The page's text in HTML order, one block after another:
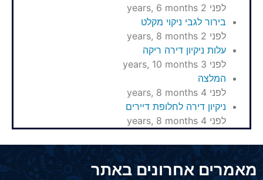
לפני 2 years, 6 months
בירור לגבי ניקוי מקלט
לפני 2 years, 8 months
עלות ניקיון דירה ריקה
לפני 3 years, 10 months
המלצה
לפני 4 years, 8 months
ניקיון דירה לחלופת דיירים
לפני 4 years, 8 months
מאמרים אחרונים באתר